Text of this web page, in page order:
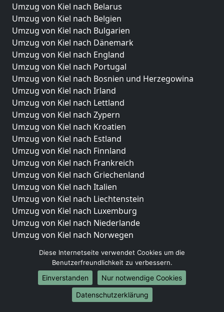
Umzug von Kiel nach Belarus
Umzug von Kiel nach Belgien
Umzug von Kiel nach Bulgarien
Umzug von Kiel nach Dänemark
Umzug von Kiel nach England
Umzug von Kiel nach Portugal
Umzug von Kiel nach Bosnien und Herzegowina
Umzug von Kiel nach Irland
Umzug von Kiel nach Lettland
Umzug von Kiel nach Zypern
Umzug von Kiel nach Kroatien
Umzug von Kiel nach Estland
Umzug von Kiel nach Finnland
Umzug von Kiel nach Frankreich
Umzug von Kiel nach Griechenland
Umzug von Kiel nach Italien
Umzug von Kiel nach Liechtenstein
Umzug von Kiel nach Luxemburg
Umzug von Kiel nach Niederlande
Umzug von Kiel nach Norwegen
Umzüge-Deutschlandweit
Umzug von Kiel nach Berlin
Umzug von Kiel nach Hamburg
Umzug von Kiel nach München
Diese Internetseite verwendet Cookies um die
Benutzerfreundlichkeit zu verbessern.
Einverstanden
Nur notwendige Cookies
Datenschutzerklärung